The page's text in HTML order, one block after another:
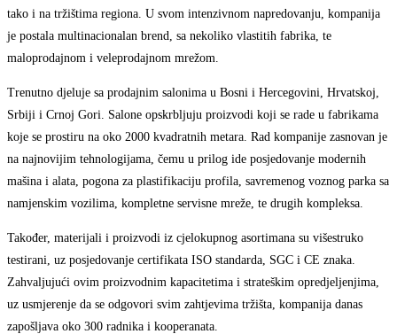
tako i na tržištima regiona. U svom intenzivnom napredovanju, kompanija
je postala multinacionalan brend, sa nekoliko vlastitih fabrika, te
maloprodajnom i veleprodajnom mrežom.
Trenutno djeluje sa prodajnim salonima u Bosni i Hercegovini, Hrvatskoj,
Srbiji i Crnoj Gori. Salone opskrbljuju proizvodi koji se rade u fabrikama
koje se prostiru na oko 2000 kvadratnih metara. Rad kompanije zasnovan je
na najnovijim tehnologijama, čemu u prilog ide posjedovanje modernih
mašina i alata, pogona za plastifikaciju profila, savremenog voznog parka sa
namjenskim vozilima, kompletne servisne mreže, te drugih kompleksa.
Također, materijali i proizvodi iz cjelokupnog asortimana su višestruko
testirani, uz posjedovanje certifikata ISO standarda, SGC i CE znaka.
Zahvaljujući ovim proizvodnim kapacitetima i strateškim opredjeljenjima,
uz usmjerenje da se odgovori svim zahtjevima tržišta, kompanija danas
zapošljava oko 300 radnika i kooperanata.